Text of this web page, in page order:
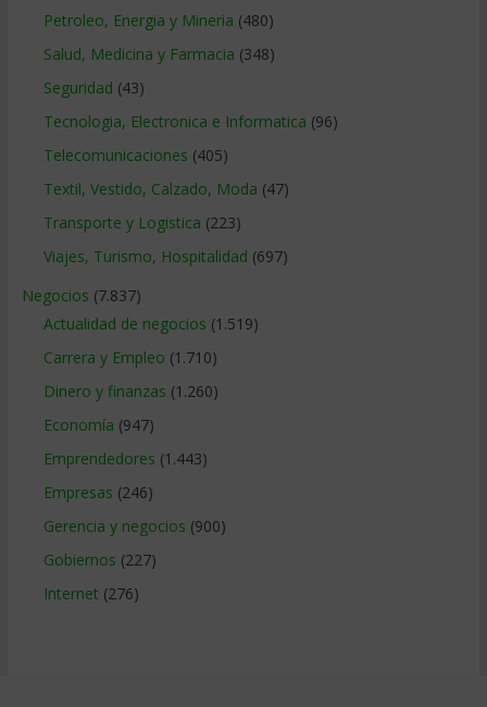
Petroleo, Energia y Mineria (480)
Salud, Medicina y Farmacia (348)
Seguridad (43)
Tecnologia, Electronica e Informatica (96)
Telecomunicaciones (405)
Textil, Vestido, Calzado, Moda (47)
Transporte y Logistica (223)
Viajes, Turismo, Hospitalidad (697)
Negocios (7.837)
Actualidad de negocios (1.519)
Carrera y Empleo (1.710)
Dinero y finanzas (1.260)
Economía (947)
Emprendedores (1.443)
Empresas (246)
Gerencia y negocios (900)
Gobiernos (227)
Internet (276)